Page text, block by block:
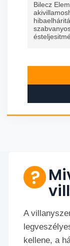
Bilecz
A
kellene, a